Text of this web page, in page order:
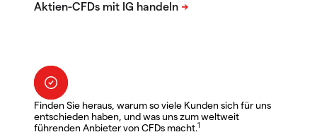
Finden Sie heraus, warum so viele Kunden sich für uns
entschieden haben, und was uns zum weltweit
führenden Anbieter von CFDs macht.1